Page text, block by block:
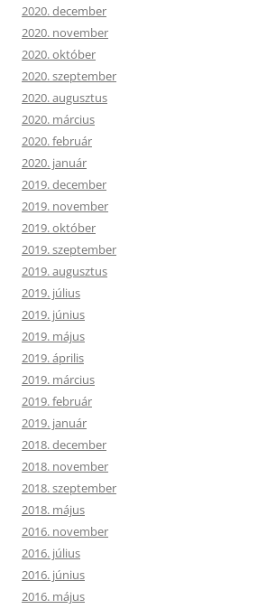
2020. december
2020. november
2020. október
2020. szeptember
2020. augusztus
2020. március
2020. február
2020. január
2019. december
2019. november
2019. október
2019. szeptember
2019. augusztus
2019. július
2019. június
2019. május
2019. április
2019. március
2019. február
2019. január
2018. december
2018. november
2018. szeptember
2018. május
2016. november
2016. július
2016. június
2016. május